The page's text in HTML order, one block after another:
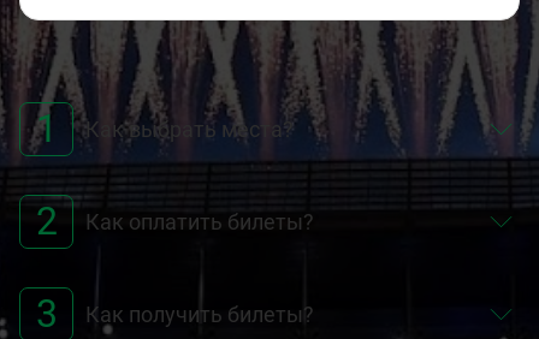
1 Как выбрать места?
2 Как оплатить билеты?
3 Как получить билеты?